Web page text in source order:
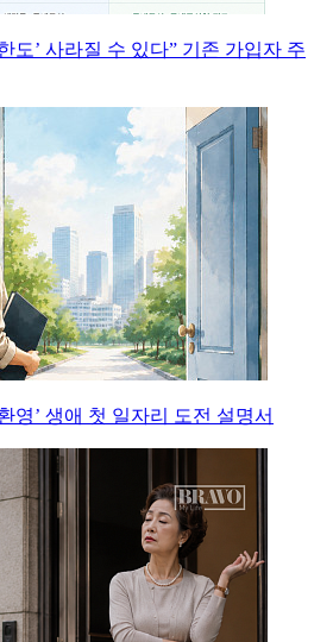
도’ 사라질 수 있다” 기존 가입자 주
영’ 생애 첫 일자리 도전 설명서